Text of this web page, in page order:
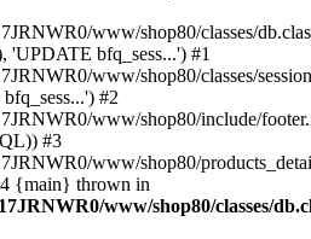
www/shop80/classes/
'UPDATE bfq_sess...') #1
www/shop80/classes/
#2
www/shop80/include/
#3
www/shop80/
{main} thrown in
www/shop80/classes/